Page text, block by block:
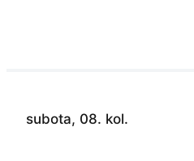
subota, 08. kol.